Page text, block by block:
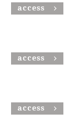
access
access
access